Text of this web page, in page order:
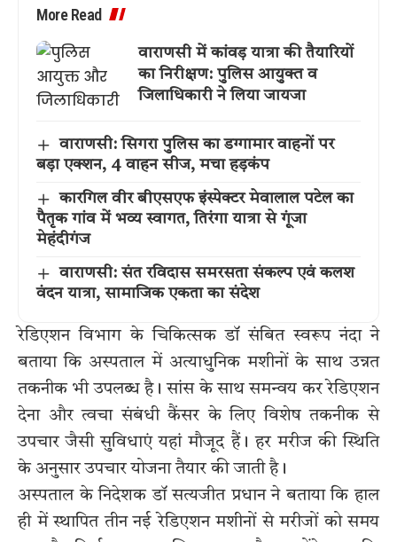
More Read
वाराणसी में कांवड़ यात्रा की तैयारियों
का निरीक्षण: पुलिस आयुक्त व
जिलाधिकारी ने लिया जायजा
वाराणसी: सिगरा पुलिस का डग्गामार वाहनों पर
बड़ा एक्शन, 4 वाहन सीज, मचा हड़कंप
कारगिल वीर बीएसएफ इंस्पेक्टर मेवालाल पटेल का
पैतृक गांव में भव्य स्वागत, तिरंगा यात्रा से गूंजा
मेहंदीगंज
वाराणसी: संत रविदास समरसता संकल्प एवं कलश
वंदन यात्रा, सामाजिक एकता का संदेश
रेडिएशन विभाग के चिकित्सक डॉ संबित स्वरूप नंदा ने
बताया कि अस्पताल में अत्याधुनिक मशीनों के साथ उन्नत
तकनीक भी उपलब्ध है। सांस के साथ समन्वय कर रेडिएशन
देना और त्वचा संबंधी कैंसर के लिए विशेष तकनीक से
उपचार जैसी सुविधाएं यहां मौजूद हैं। हर मरीज की स्थिति
के अनुसार उपचार योजना तैयार की जाती है।
अस्पताल के निदेशक डॉ सत्यजीत प्रधान ने बताया कि हाल
ही में स्थापित तीन नई रेडिएशन मशीनों से मरीजों को समय